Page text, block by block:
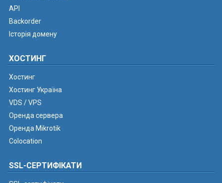
API
Backorder
Історія домену
ХОСТИНГ
Хостинг
Хостинг Україна
VDS / VPS
Оренда сервера
Оренда Mikrotik
Colocation
SSL-СЕРТИФІКАТИ